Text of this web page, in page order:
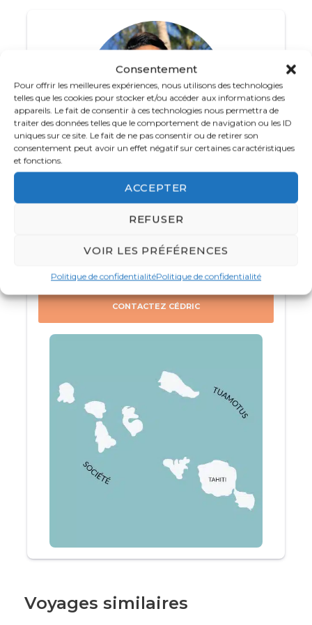
Consentement
Pour offrir les meilleures expériences, nous utilisons des technologies
telles que les cookies pour stocker et/ou accéder aux informations des
appareils. Le fait de consentir à ces technologies nous permettra de
traiter des données telles que le comportement de navigation ou les ID
uniques sur ce site. Le fait de ne pas consentir ou de retirer son
consentement peut avoir un effet négatif sur certaines caractéristiques
et fonctions.
ACCEPTER
REFUSER
VOIR LES PRÉFÉRENCES
Politique de confidentialitéPolitique de confidentialité
Votre spécialiste Polynésie
(Certifié Spécialiste de Tahiti Niveau 3)
01 88 32 02 25
Du lundi au vendredi de8hà18 h 30
CONTACTEZ CÉDRIC
Jacques Brel et Paul Gauguin, vous plongeront
dans un univers de traditions ancestrales et de
paysages à couper le souffle. Profitez de
randonnées inoubliables à travers des vallées
verdoyantes, des falaises escarpées et des sites
archéologiques qui témoignent de l’héritage
polynésien .
Ensuite, cap sur l’archipel de la Société, où des
Moorea, Raiatea et Bora Bora
vous attendent. À Moorea, admirez les
magnifiques baies entourées de montagnes
sites culturels et spirituels d’une grande
importance pour laculture polynésienne. Bora
Bora, surnommée la« perle du Pacifique »,
vous séduira par ses paysages de lagon
turquoise, ses bungalows sur pilotis et son
Le voyage se termine en beauté à
plus grand atoll de l’
archipel des Tuamotu
un véritable paradis pour les amateurs de
plongée. Plongez dans ses eaux cristallines pour
rencontrer une faune marine exotique, explorer
les jardins de corail immaculés et vivre des
expériences mémorables, comme nager avec
propres trésors, allant des randonnées
légendaires des Marquises aux récifs coralliens
traditions vivantes de Tahiti et l’accueil
chaleureux des habitants de Moorea. Cette
Voyages similaires